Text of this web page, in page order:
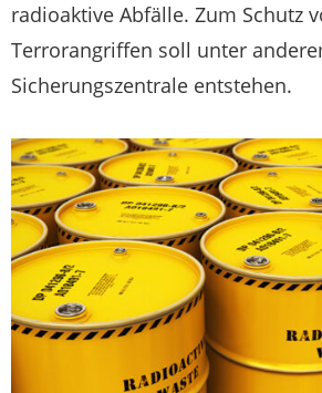
radioaktive Abfälle. Zum Schutz
Terrorangriffen soll unter
Sicherungszentrale entstehen.